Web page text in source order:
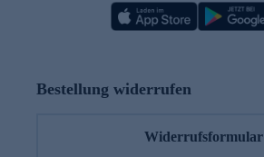
Bestellung widerrufen
Widerrufsformular